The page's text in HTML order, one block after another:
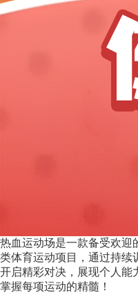
热血运动场是一款备受欢迎
类体育运动项目，通过持续
开启精彩对决，展现个人能
掌握每项运动的精髓！